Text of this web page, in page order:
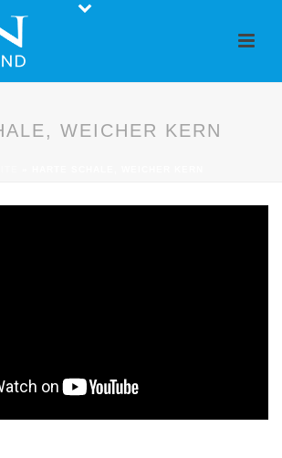
WEICHER KERN